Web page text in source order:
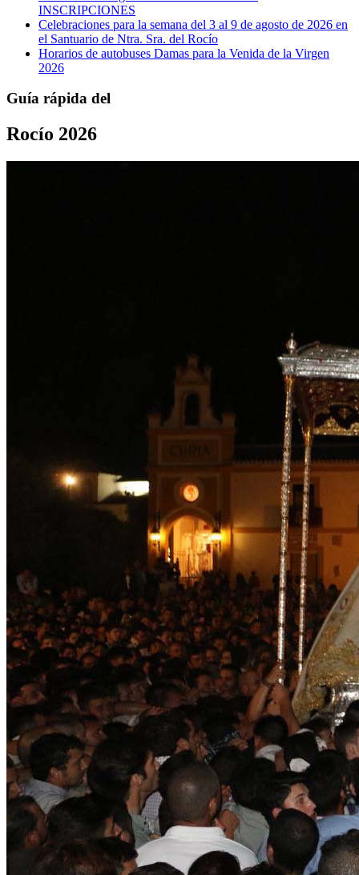
INSCRIPCIONES
Celebraciones para la semana del 3 al 9 de agosto de 2026 en
el Santuario de Ntra. Sra. del Rocío
Horarios de autobuses Damas para la Venida de la Virgen
2026
Guía rápida del
Rocío 2026